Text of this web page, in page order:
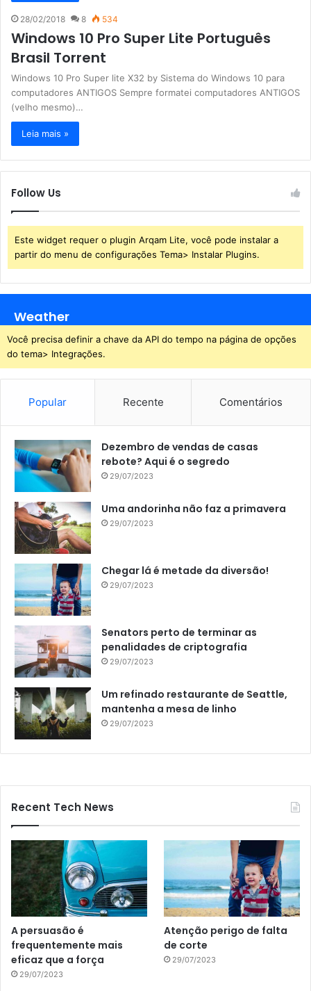
28/02/2018 8 534
Windows 10 Pro Super Lite Português
Brasil Torrent
Windows 10 Pro Super lite X32 by Sistema do Windows 10 para
computadores ANTIGOS Sempre formatei computadores ANTIGOS
(velho mesmo)…
Leia mais »
Follow Us
Este widget requer o plugin Arqam Lite, você pode instalar a
partir do menu de configurações Tema> Instalar Plugins.
Weather
Você precisa definir a chave da API do tempo na página de opções
do tema> Integrações.
Popular Recente Comentários
Dezembro de vendas de casas
rebote? Aqui é o segredo
29/07/2023
Uma andorinha não faz a primavera
29/07/2023
Chegar lá é metade da diversão!
29/07/2023
Senators perto de terminar as
penalidades de criptografia
29/07/2023
Um refinado restaurante de Seattle,
mantenha a mesa de linho
29/07/2023
Recent Tech News
A persuasão é
frequentemente mais
eficaz que a força
29/07/2023
Atenção perigo de falta
de corte
29/07/2023